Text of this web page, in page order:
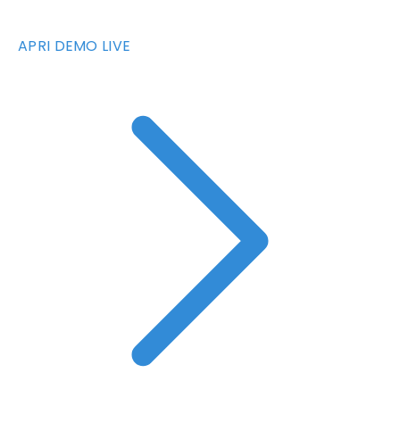
APRI DEMO LIVE